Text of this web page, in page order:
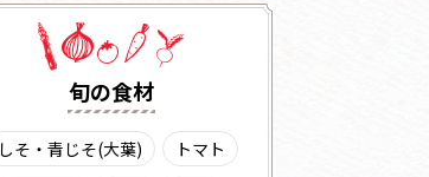
旬の⾷材
しそ・青じそ(大葉)
トマト